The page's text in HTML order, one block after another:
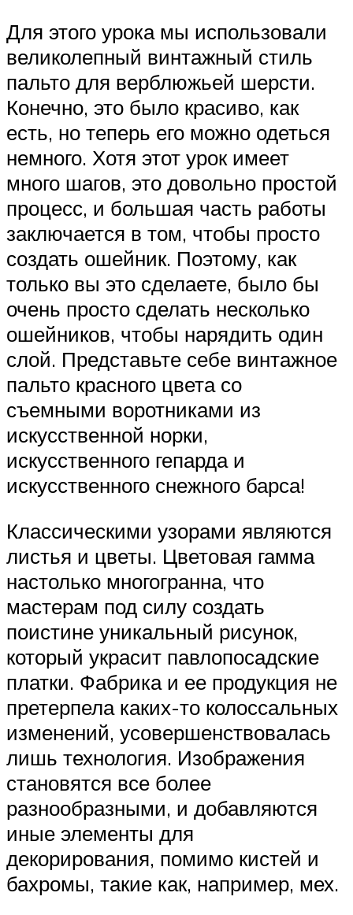
Для этого урока мы использовали
великолепный винтажный стиль
пальто для верблюжьей шерсти.
Конечно, это было красиво, как
есть, но теперь его можно одеться
немного. Хотя этот урок имеет
много шагов, это довольно простой
процесс, и большая часть работы
заключается в том, чтобы просто
создать ошейник. Поэтому, как
только вы это сделаете, было бы
очень просто сделать несколько
ошейников, чтобы нарядить один
слой. Представьте себе винтажное
пальто красного цвета со
съемными воротниками из
искусственной норки,
искусственного гепарда и
искусственного снежного барса!
Классическими узорами являются
листья и цветы. Цветовая гамма
настолько многогранна, что
мастерам под силу создать
поистине уникальный рисунок,
который украсит павлопосадские
платки. Фабрика и ее продукция не
претерпела каких-то колоссальных
изменений, усовершенствовалась
лишь технология. Изображения
становятся все более
разнообразными, и добавляются
иные элементы для
декорирования, помимо кистей и
бахромы, такие как, например, мех.